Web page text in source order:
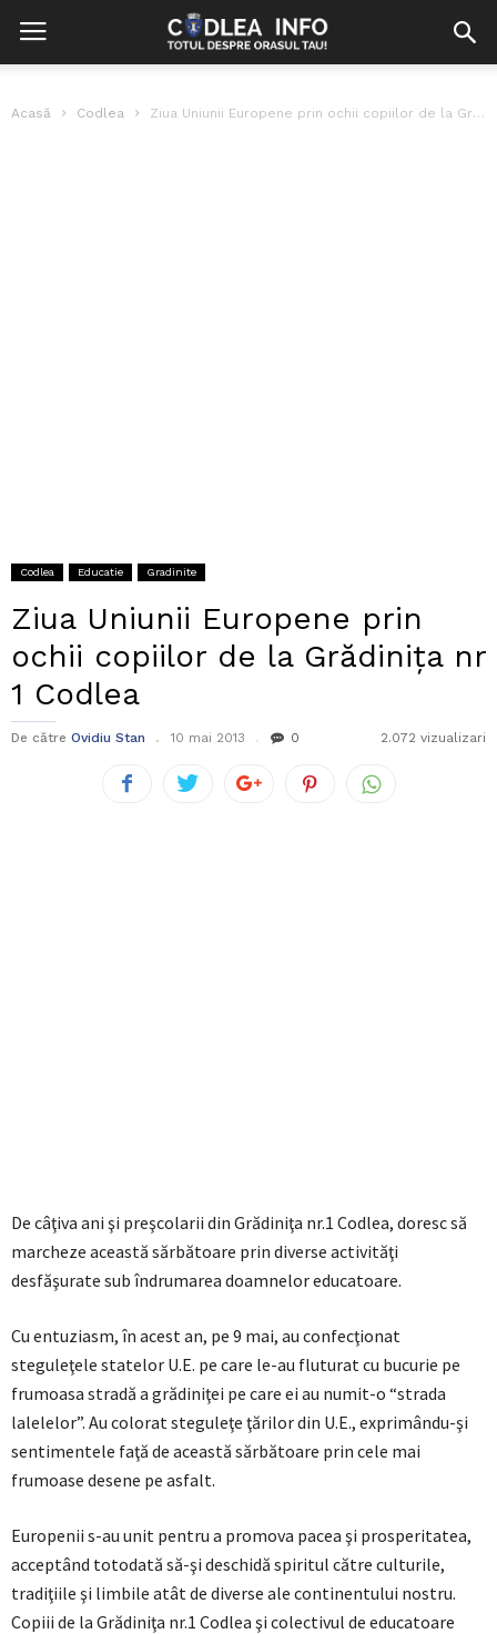
Acasă Codlea Ziua Uniunii Europene prin ochii copiilor de la Grădiniţa nr 1 Codlea
Codlea Educatie Gradinite
Ziua Uniunii Europene prin
ochii copiilor de la Grădiniţa nr
1 Codlea
De către Ovidiu Stan 10 mai 2013 0 2.072 vizualizari
De câţiva ani şi preşcolarii din Grădiniţa nr.1 Codlea, doresc să
marcheze această sărbătoare prin diverse activităţi
desfăşurate sub îndrumarea doamnelor educatoare.
Cu entuziasm, în acest an, pe 9 mai, au confecţionat
steguleţele statelor U.E. pe care le-au fluturat cu bucurie pe
frumoasa stradă a grădiniţei pe care ei au numit-o “strada
lalelelor”. Au colorat steguleţe ţărilor din U.E., exprimându-şi
sentimentele faţă de această sărbătoare prin cele mai
frumoase desene pe asfalt.
Europenii s-au unit pentru a promova pacea şi prosperitatea,
acceptând totodată să-şi deschidă spiritul către culturile,
tradiţiile şi limbile atât de diverse ale continentului nostru.
Copiii de la Grădiniţa nr.1 Codlea şi colectivul de educatoare